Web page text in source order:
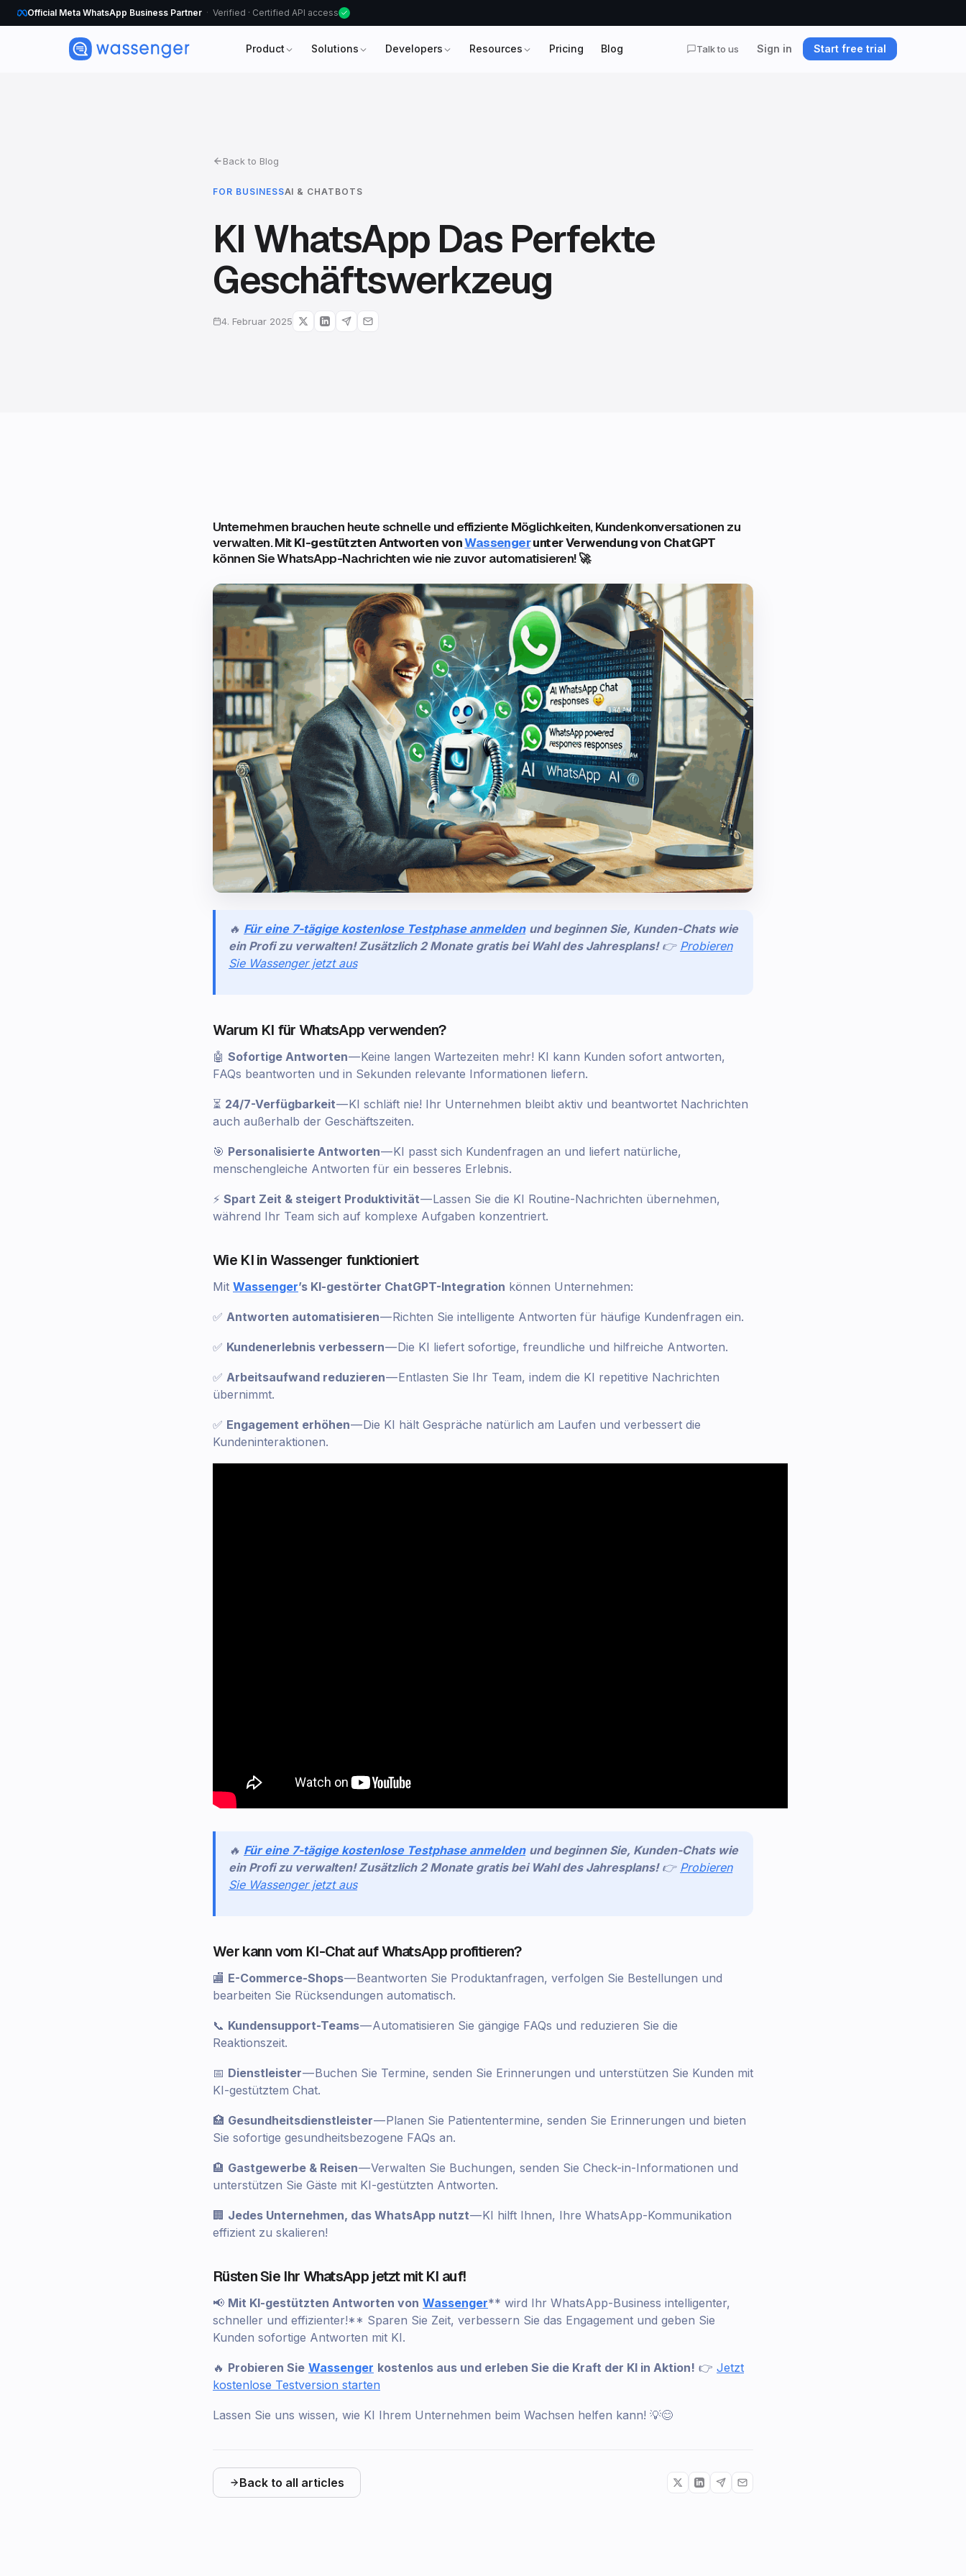
Official Meta WhatsApp Business Partner Verified · Certified API access
Product Solutions Developers Resources Pricing Blog Talk to us Sign in Start free trial
Back to Blog
FOR BUSINESSAI & CHATBOTS
KI WhatsApp Das Perfekte
Geschäftswerkzeug
4. Februar 2025
Unternehmen brauchen heute schnelle und effiziente Möglichkeiten, Kundenkonversationen zu
verwalten. MitKI-gestützten Antworten vonWassengerunter Verwendung von ChatGPT
können Sie WhatsApp-Nachrichten wie nie zuvor automatisieren! 🚀
🔥 Für eine 7-tägige kostenlose Testphase anmelden und beginnen Sie, Kunden-Chats wie
ein Profi zu verwalten! Zusätzlich 2 Monate gratis bei Wahl des Jahresplans! 👉 Probieren
Sie Wassenger jetzt aus
Warum KI für WhatsApp verwenden?
🤖 Sofortige Antworten— Keine langen Wartezeiten mehr! KI kann Kunden sofort antworten,
FAQs beantworten und in Sekunden relevante Informationen liefern.
⏳ 24/7-Verfügbarkeit— KI schläft nie! Ihr Unternehmen bleibt aktiv und beantwortet Nachrichten
auch außerhalb der Geschäftszeiten.
🎯 Personalisierte Antworten— KI passt sich Kundenfragen an und liefert natürliche,
menschengleiche Antworten für ein besseres Erlebnis.
⚡ Spart Zeit & steigert Produktivität— Lassen Sie die KI Routine-Nachrichten übernehmen,
während Ihr Team sich auf komplexe Aufgaben konzentriert.
Wie KI in Wassenger funktioniert
Mit Wassenger’s KI-gestörter ChatGPT-Integration können Unternehmen:
✅ Antworten automatisieren— Richten Sie intelligente Antworten für häufige Kundenfragen ein.
✅ Kundenerlebnis verbessern— Die KI liefert sofortige, freundliche und hilfreiche Antworten.
✅ Arbeitsaufwand reduzieren— Entlasten Sie Ihr Team, indem die KI repetitive Nachrichten
übernimmt.
✅ Engagement erhöhen— Die KI hält Gespräche natürlich am Laufen und verbessert die
Kundeninteraktionen.
🔥 Für eine 7-tägige kostenlose Testphase anmelden und beginnen Sie, Kunden-Chats wie
ein Profi zu verwalten! Zusätzlich 2 Monate gratis bei Wahl des Jahresplans! 👉 Probieren
Sie Wassenger jetzt aus
Wer kann vom KI-Chat auf WhatsApp profitieren?
🏬 E-Commerce-Shops— Beantworten Sie Produktanfragen, verfolgen Sie Bestellungen und
bearbeiten Sie Rücksendungen automatisch.
📞 Kundensupport-Teams— Automatisieren Sie gängige FAQs und reduzieren Sie die
Reaktionszeit.
📅 Dienstleister— Buchen Sie Termine, senden Sie Erinnerungen und unterstützen Sie Kunden mit
KI-gestütztem Chat.
🏥 Gesundheitsdienstleister— Planen Sie Patienten­termine, senden Sie Erinnerungen und bieten
Sie sofortige gesundheitsbezogene FAQs an.
🏨 Gastgewerbe & Reisen— Verwalten Sie Buchungen, senden Sie Check-in-Informationen und
unterstützen Sie Gäste mit KI-gestützten Antworten.
🏢 Jedes Unternehmen, das WhatsApp nutzt— KI hilft Ihnen, Ihre WhatsApp-Kommunikation
effizient zu skalieren!
Rüsten Sie Ihr WhatsApp jetzt mit KI auf!
📢 Mit KI-gestützten Antworten von Wassenger** wird Ihr WhatsApp-Business intelligenter,
schneller und effizienter!** Sparen Sie Zeit, verbessern Sie das Engagement und geben Sie
Kunden sofortige Antworten mit KI.
🔥 Probieren Sie Wassenger kostenlos aus und erleben Sie die Kraft der KI in Aktion! 👉 Jetzt
kostenlose Testversion starten
Lassen Sie uns wissen, wie KI Ihrem Unternehmen beim Wachsen helfen kann! 💡😊
Back to all articles